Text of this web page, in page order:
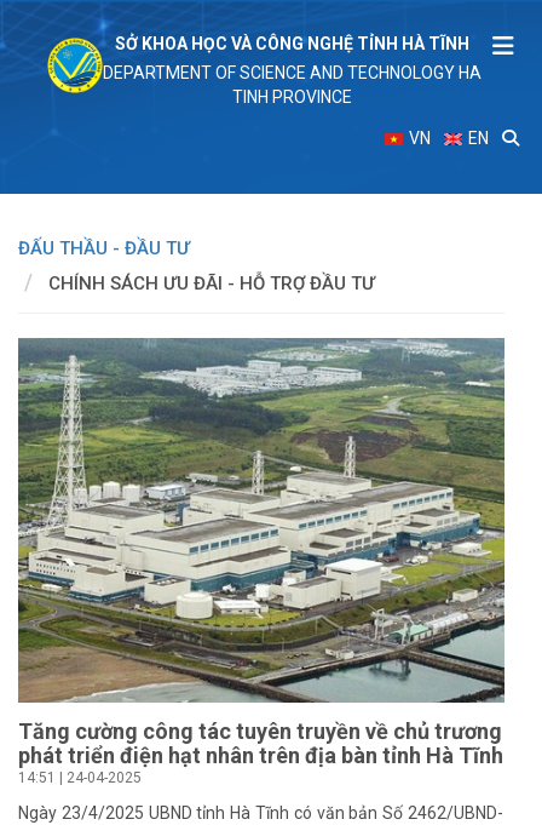
SỞ KHOA HỌC VÀ CÔNG NGHỆ TỈNH HÀ TĨNH
DEPARTMENT OF SCIENCE AND TECHNOLOGY HA
TINH PROVINCE
VN EN
ĐẤU THẦU - ĐẦU TƯ
CHÍNH SÁCH ƯU ĐÃI - HỖ TRỢ ĐẦU TƯ
Tăng cường công tác tuyên truyền về chủ trương
phát triển điện hạt nhân trên địa bàn tỉnh Hà Tĩnh
14:51 | 24-04-2025
Ngày 23/4/2025 UBND tỉnh Hà Tĩnh có văn bản Số 2462/UBND-